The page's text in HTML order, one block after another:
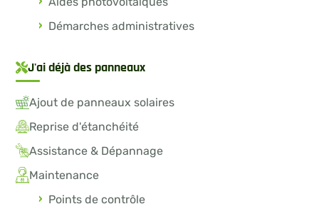
Démarches administratives
J'ai déjà des panneaux
Ajout de panneaux solaires
Reprise d'étanchéité
Assistance & Dépannage
Maintenance
Points de contrôle